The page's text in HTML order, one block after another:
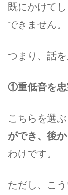
既にかけて
できません。
つまり、話を
①重低音を忠
こちらを選ぶ
ができ、後
わけです。
ただし、こ